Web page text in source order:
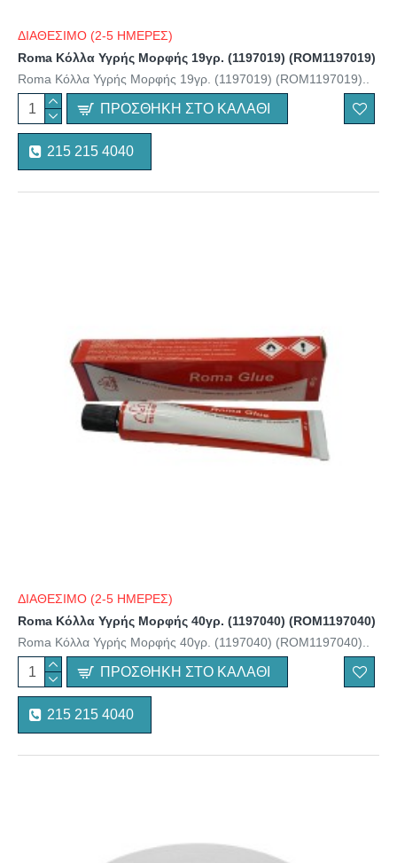
ΔΙΑΘΕΣΙΜΟ (2-5 ΗΜΕΡΕΣ)
Roma Κόλλα Υγρής Μορφής 19γρ. (1197019) (ROM1197019)
Roma Κόλλα Υγρής Μορφής 19γρ. (1197019) (ROM1197019)..
ΠΡΟΣΘΉΚΗ ΣΤΟ ΚΑΛΆΘΙ
215 215 4040
ΔΙΑΘΕΣΙΜΟ (2-5 ΗΜΕΡΕΣ)
Roma Κόλλα Υγρής Μορφής 40γρ. (1197040) (ROM1197040)
Roma Κόλλα Υγρής Μορφής 40γρ. (1197040) (ROM1197040)..
ΠΡΟΣΘΉΚΗ ΣΤΟ ΚΑΛΆΘΙ
215 215 4040